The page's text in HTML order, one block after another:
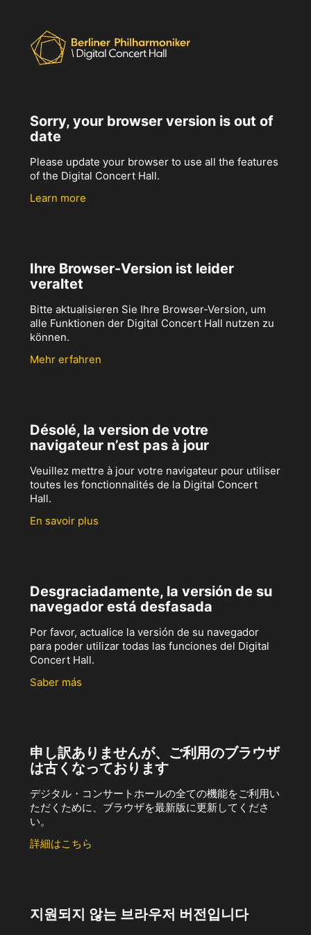
Sorry, your browser version is out of
date
Please update your browser to use all the features
of the Digital Concert Hall.
Learn more
Ihre Browser-Version ist leider
veraltet
Bitte aktualisieren Sie Ihre Browser-Version, um
alle Funktionen der Digital Concert Hall nutzen zu
können.
Mehr erfahren
Désolé, la version de votre
navigateur n’est pas à jour
Veuillez mettre à jour votre navigateur pour utiliser
toutes les fonctionnalités de la Digital Concert
Hall.
En savoir plus
Desgraciadamente, la versión de su
navegador está desfasada
Por favor, actualice la versión de su navegador
para poder utilizar todas las funciones del Digital
Concert Hall.
Saber más
申し訳ありませんが、ご利用のブラウザ
は古くなっております
デジタル・コンサートホールの全ての機能をご利用い
ただくために、ブラウザを最新版に更新してくださ
い。
詳細はこちら
지원되지 않는 브라우저 버전입니다